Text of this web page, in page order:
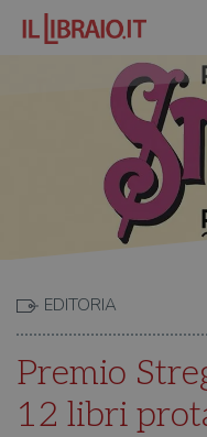
EDITORIA
Premio
12 libri